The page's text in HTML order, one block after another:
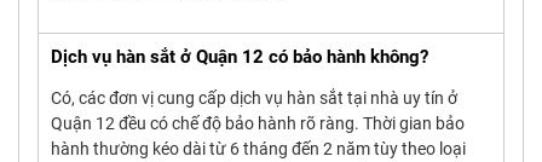
Dịch vụ hàn sắt ở Quận 12 có bảo hành không?
Có, các đơn vị cung cấp dịch vụ hàn sắt tại nhà uy tín ở
Quận 12 đều có chế độ bảo hành rõ ràng. Thời gian bảo
hành thường kéo dài từ 6 tháng đến 2 năm tùy theo loại